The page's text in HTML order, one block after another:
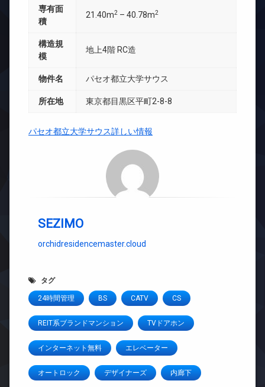
専有面
積
21.40m2 – 40.78m2
構造規
模
地上4階 RC造
物件名 パセオ都立大学サウス
所在地 東京都目黒区平町2-8-8
パセオ都立大学サウス詳しい情報
SEZIMO
orchidresidencemaster.cloud
タグ
24時間管理 BS CATV CS
REIT系ブランドマンション TVドアホン
インターネット無料 エレベーター
オートロック デザイナーズ 内廊下